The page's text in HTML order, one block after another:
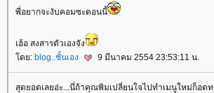
พี่อยากจะงับคอมซะตอนนี้
เฮ้อ สงสารตัวเองจัง
ดย: blog..ชั้นเอง 9 มีนาคม 2554 23:53:11 น.
สุดยอดเลยอ่ะ...นี่ถ้าคุณพิมเปลี่ยนใจไปทำเมนูใหม่ก็อด